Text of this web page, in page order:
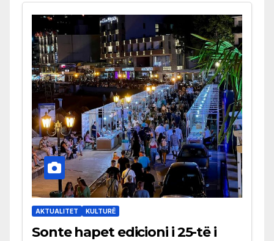
AKTUALITET KULTURË
Sonte hapet edicioni i 25-të i